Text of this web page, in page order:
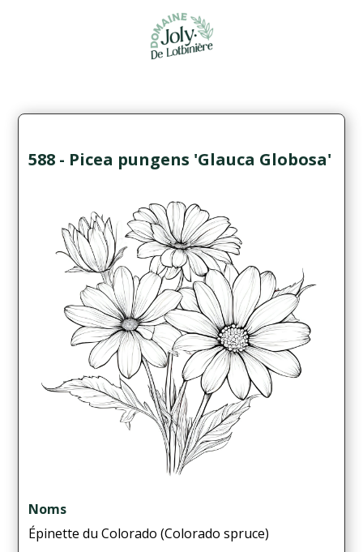
588 - Picea pungens 'Glauca Globosa'
Noms
Épinette du Colorado (Colorado spruce)